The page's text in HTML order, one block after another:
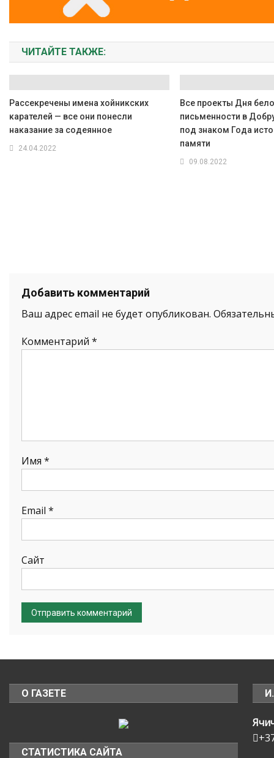
ЧИТАЙТЕ ТАКЖЕ:
Рассекречены имена хойникских
карателей — все они понесли
наказание за содеянное
24.04.2022
Все проекты Дня
письменности в
под знаком Года
памяти
09.08.2022
Добавить комментарий
Ваш адрес email не будет опубликован.
Комментарий *
Имя *
Email *
Сайт
О ГАЗЕТЕ
СТАТИСТИКА САЙТА